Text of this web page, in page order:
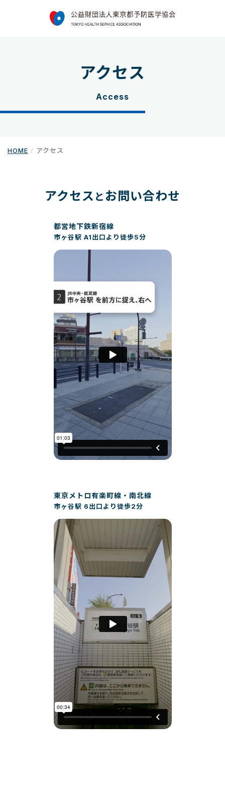
アクセス
Access
HOME アクセス
アクセス と お問い合わせ
都営地下鉄新宿線
市ヶ谷駅 A1出口より徒歩5分
東京メトロ有楽町線・南北線
市ヶ谷駅 6出口より徒歩2分